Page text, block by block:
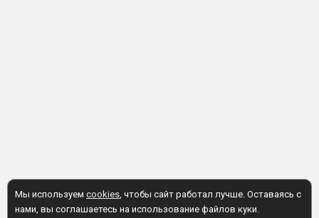
Мы используем cookies, чтобы сайт работал лучше. Оставаясь с
нами, вы соглашаетесь на использование файлов куки.